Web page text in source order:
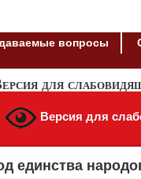
вопросы
для
Версия для
единства